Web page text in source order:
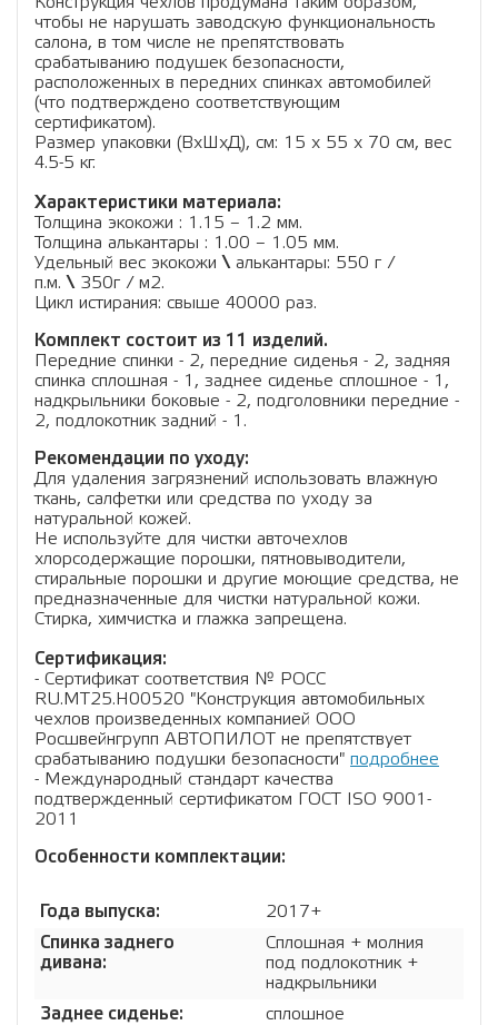
чтобы не нарушать заводскую функциональность
салона, в том числе не препятствовать
срабатыванию подушек безопасности,
расположенных в передних спинках автомобилей
(что подтверждено соответствующим
сертификатом).
Размер упаковки (ВхШхД), см: 15 x 55 x 70 см, вес
4.5-5 кг.
Характеристики материала:
Толщина экокожи : 1.15 – 1.2 мм.
Толщина алькантары : 1.00 – 1.05 мм.
Удельный вес экокожи \алькантары: 550 г /
п.м. \350г / м2.
Цикл истирания: свыше 40000 раз.
Комплект состоит из 11 изделий.
Передние спинки - 2, передние сиденья - 2, задняя
спинка сплошная - 1, заднее сиденье сплошное - 1,
надкрыльники боковые - 2, подголовники передние -
2, подлокотник задний - 1.
Рекомендации по уходу:
Для удаления загрязнений использовать влажную
ткань, салфетки или средства по уходу за
натуральной кожей.
Не используйте для чистки авточехлов
хлорсодержащие порошки, пятновыводители,
стиральные порошки и другие моющие средства, не
предназначенные для чистки натуральной кожи.
Стирка, химчистка и глажка запрещена.
Сертификация:
- Сертификат соответствия № РОСС
RU.МТ25.Н00520 "Конструкция автомобильных
чехлов произведенных компанией ООО
Росшвейнгрупп АВТОПИЛОТ не препятствует
срабатыванию подушки безопасности" подробнее
- Международный стандарт качества
подтвержденный сертификатом ГОСТ ISO 9001-
2011
Особенности комплектации:
Года выпуска:
2017+
Спинка заднего
дивана:
Сплошная + молния
под подлокотник +
надкрыльники
Заднее сиденье:
сплошное